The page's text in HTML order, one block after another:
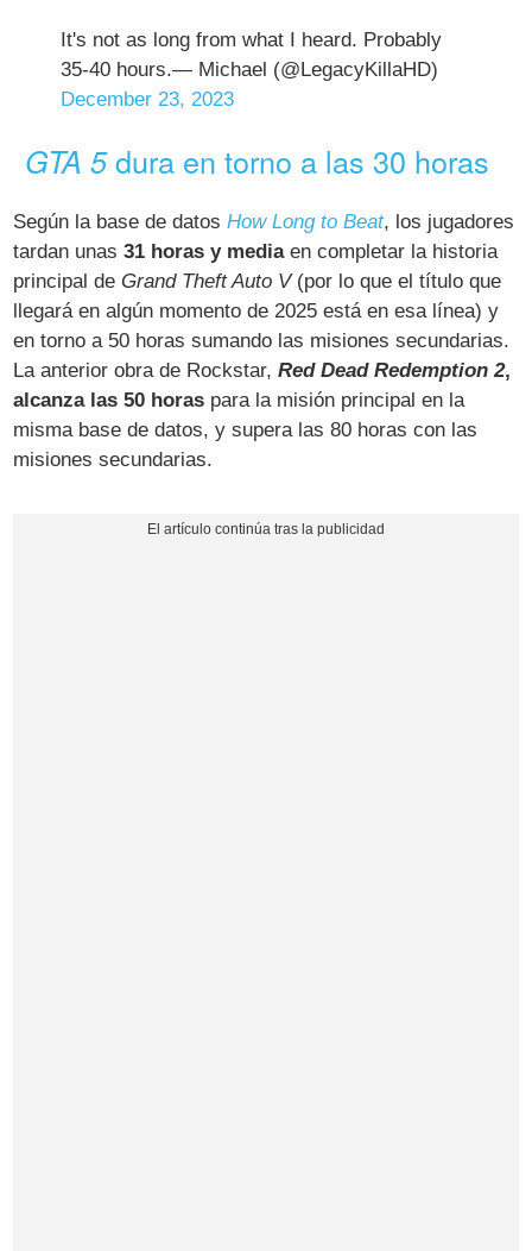
It's not as long from what I heard. Probably
35-40 hours.— Michael (@LegacyKillaHD)
December 23, 2023
GTA 5dura en torno a las 30 horas
Según la base de datosHow Long to Beat, los jugadores
tardan unas31 horas y mediaen completar la historia
principal deGrand Theft Auto V(por lo que el título que
llegará en algún momento de 2025 está en esa línea) y
en torno a 50 horas sumando las misiones secundarias.
La anterior obra de Rockstar,Red Dead Redemption 2,
alcanza las 50 horas para la misión principal en la
misma base de datos, y supera las 80 horas con las
misiones secundarias.